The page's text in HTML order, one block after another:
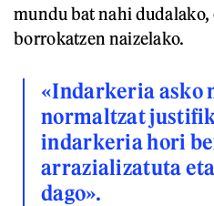
mundu bat nahi dudalako,
borrokatzen naizelako.
«Indarkeria asko
normaltzat
indarkeria hori
arrazializatuta
dago».